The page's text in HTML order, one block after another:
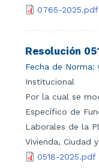
0765-2025.pdf
Resolución
Fecha de Norma:
Institucional
Por la cual se
Específico de
Laborales de la
Vivienda, Ciudad
0518-2025.pdf